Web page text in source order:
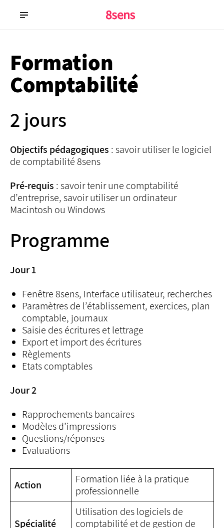
Formation
Comptabilité
2 jours
Objectifs pédagogiques : savoir utiliser le logiciel
de comptabilité 8sens
Pré-requis : savoir tenir une comptabilité
d’entreprise, savoir utiliser un ordinateur
Macintosh ou Windows
Programme
Jour 1
Fenêtre 8sens, Interface utilisateur, recherches
Paramètres de l’établissement, exercices, plan
comptable, journaux
Saisie des écritures et lettrage
Export et import des écritures
Règlements
Etats comptables
Jour 2
Rapprochements bancaires
Modèles d’impressions
Questions/réponses
Evaluations
Action
Formation liée à la pratique
professionnelle
Spécialité
Utilisation des logiciels de
comptabilité et de gestion de